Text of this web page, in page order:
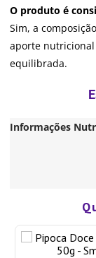
O produto é
Sim, a
aporte
equilibrada.
Informações